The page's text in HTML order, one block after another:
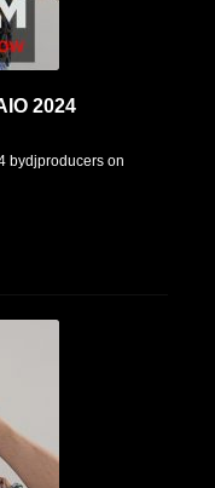
2024
bydjproducers on